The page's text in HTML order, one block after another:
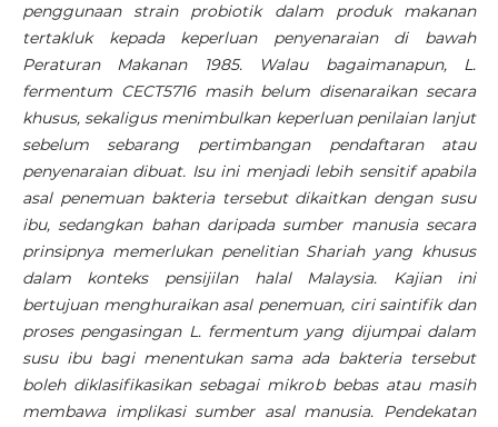
penggunaan strain probiotik dalam produk makanan
tertakluk kepada keperluan penyenaraian di bawah
Peraturan Makanan 1985. Walau bagaimanapun, L.
fermentum CECT5716 masih belum disenaraikan secara
khusus, sekaligus menimbulkan keperluan penilaian lanjut
sebelum sebarang pertimbangan pendaftaran atau
penyenaraian dibuat. Isu ini menjadi lebih sensitif apabila
asal penemuan bakteria tersebut dikaitkan dengan susu
ibu, sedangkan bahan daripada sumber manusia secara
prinsipnya memerlukan penelitian Shariah yang khusus
dalam konteks pensijilan halal Malaysia. Kajian ini
bertujuan menghuraikan asal penemuan, ciri saintifik dan
proses pengasingan L. fermentum yang dijumpai dalam
susu ibu bagi menentukan sama ada bakteria tersebut
boleh diklasifikasikan sebagai mikrob bebas atau masih
membawa implikasi sumber asal manusia. Pendekatan